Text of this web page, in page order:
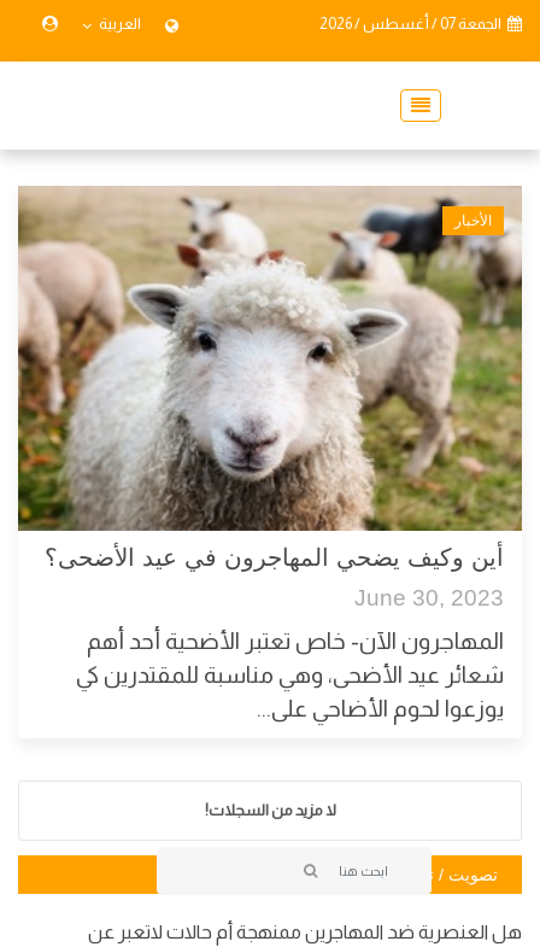
الجمعة 07 / أغسطس / 2026 العربية
الأخبار
أين وكيف يضحي المهاجرون في عيد الأضحى؟
June 30, 2023
المهاجرون الآن- خاص تعتبر الأضحية أحد أهم
شعائر عيد الأضحى، وهي مناسبة للمقتدرين كي
يوزعوا لحوم الأضاحي على...
لا مزيد من السجلات!
تصويت / تصويت
هل العنصرية ضد المهاجرين ممنهجة أم حالات لاتعبر عن